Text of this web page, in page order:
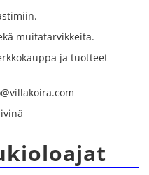
muitatarvikkeita.
ja tuotteet